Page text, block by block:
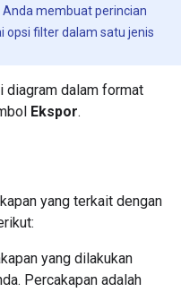
membuat perincian
opsi filter dalam satu jenis
diagram dalam format
Ekspor.
yang terkait dengan
yang dilakukan
Percakapan adalah